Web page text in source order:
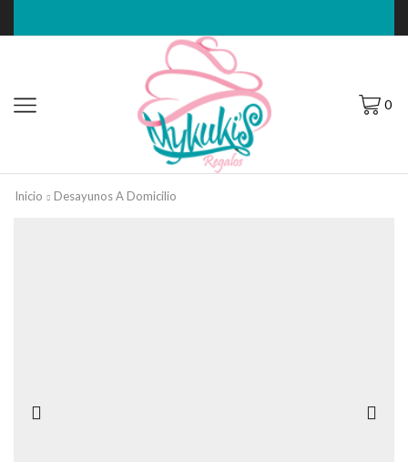
0
Inicio Desayunos A Domicilio